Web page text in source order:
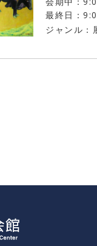
最終日：
ジャンル：